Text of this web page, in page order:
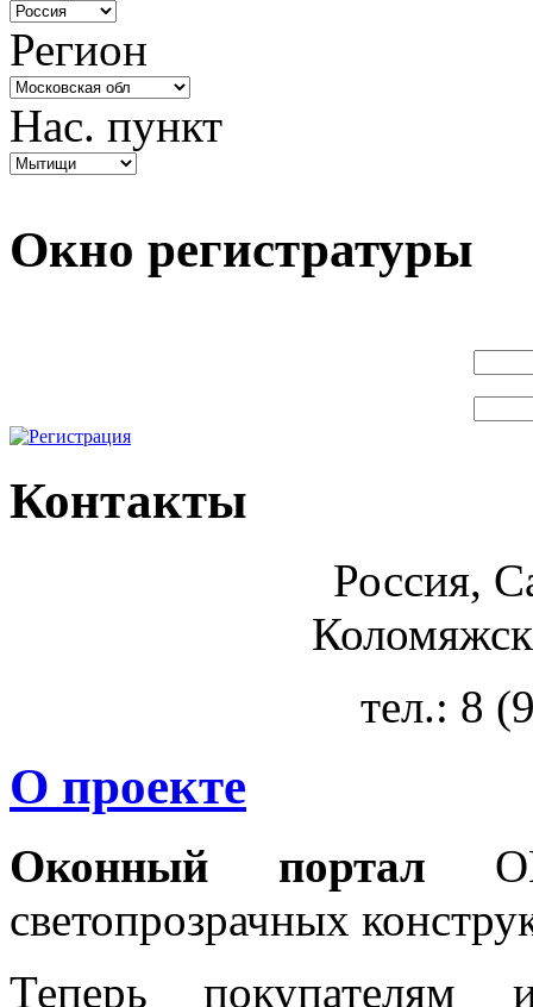
Регион
Нас. пункт
Окно регистратуры
Контакты
Россия,
тел.: 8
О проекте
Оконный портал
светопрозрачных
Теперь покупателям